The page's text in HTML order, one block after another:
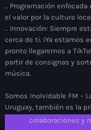
.. Programación
el valor por la cultura
.. Innovación: Siempre
cerca de ti. ¡Ya estamos
pronto llegaremos a
partir de consignas y
música.
Somos Inolvidable FM –
Uruguay, también es la
¡Ponte en
Contáctanos para
colaboraciones y